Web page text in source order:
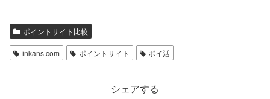
ポイントサイト比較
inkans.com ポイントサイト ポイ活
シェアする